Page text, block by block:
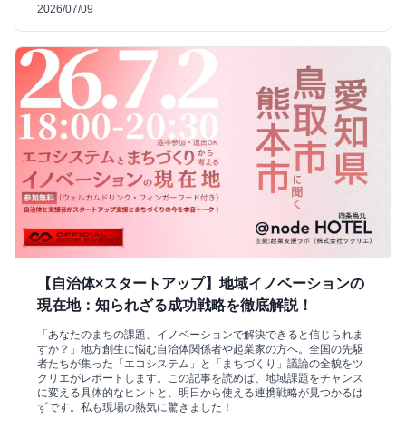
2026/07/09
【自治体×スタートアップ】地域イノベーションの
現在地：知られざる成功戦略を徹底解説！
「あなたのまちの課題、イノベーションで解決できると信じられま
すか？」地方創生に悩む自治体関係者や起業家の方へ。全国の先駆
者たちが集った「エコシステム」と「まちづくり」議論の全貌をツ
クリエがレポートします。この記事を読めば、地域課題をチャンス
に変える具体的なヒントと、明日から使える連携戦略が見つかるは
ずです。私も現場の熱気に驚きました！